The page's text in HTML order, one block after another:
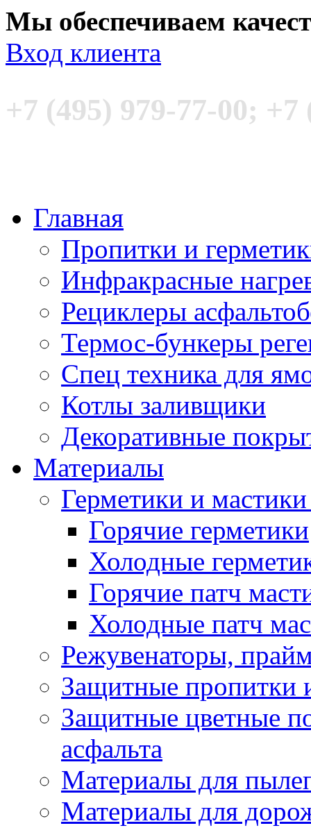
Мы обеспечиваем
Вход клиента
+7 (495) 979-77-00; +7
Главная
Пропитки и
Инфракрасные
Рециклеры
Термос-бункеры
Спец техника для
Котлы заливщики
Декоративные
Материалы
Герметики и
Горячие герметики
Холодные
Горячие патч
Холодные патч
Режувенаторы,
Защитные пропитки
Защитные цветные
асфальта
Материалы для
Материалы для